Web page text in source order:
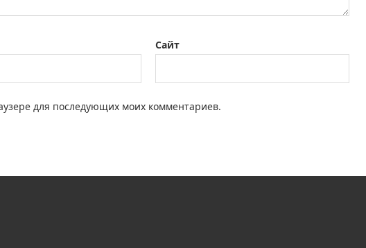
Сайт
для последующих моих комментариев.